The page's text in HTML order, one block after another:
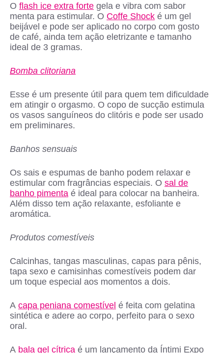
O flash ice extra forte gela e vibra com sabor
menta para estimular. O Coffe Shock é um gel
beijável e pode ser aplicado no corpo com gosto
de café, ainda tem ação eletrizante e tamanho
ideal de 3 gramas.
Bomba clitoriana
Esse é um presente útil para quem tem dificuldade
em atingir o orgasmo. O copo de sucção estimula
os vasos sanguíneos do clitóris e pode ser usado
em preliminares.
Banhos sensuais
Os sais e espumas de banho podem relaxar e
estimular com fragrâncias especiais. O sal de
banho pimenta é ideal para colocar na banheira.
Além disso tem ação relaxante, esfoliante e
aromática.
Produtos comestíveis
Calcinhas, tangas masculinas, capas para pênis,
tapa sexo e camisinhas comestíveis podem dar
um toque especial aos momentos a dois.
A capa peniana comestível é feita com gelatina
sintética e adere ao corpo, perfeito para o sexo
oral.
A bala gel cítrica é um lançamento da Íntimi Expo